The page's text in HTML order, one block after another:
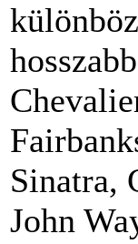
Sinatra,
John